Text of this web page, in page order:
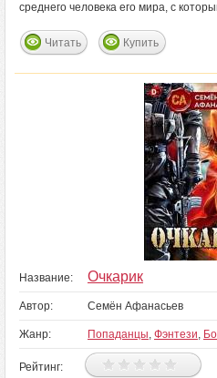
среднего человека его мира, с
Читать Купить
Название: Очкарик
Автор: Семён Афанасьев
Жанр: Попаданцы, Фэнтези,
Рейтинг: